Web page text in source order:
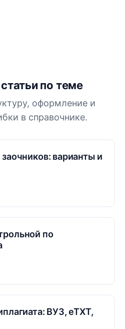
по теме
оформление и
в справочнике.
варианты и
по
ВУЗ, eTXT,